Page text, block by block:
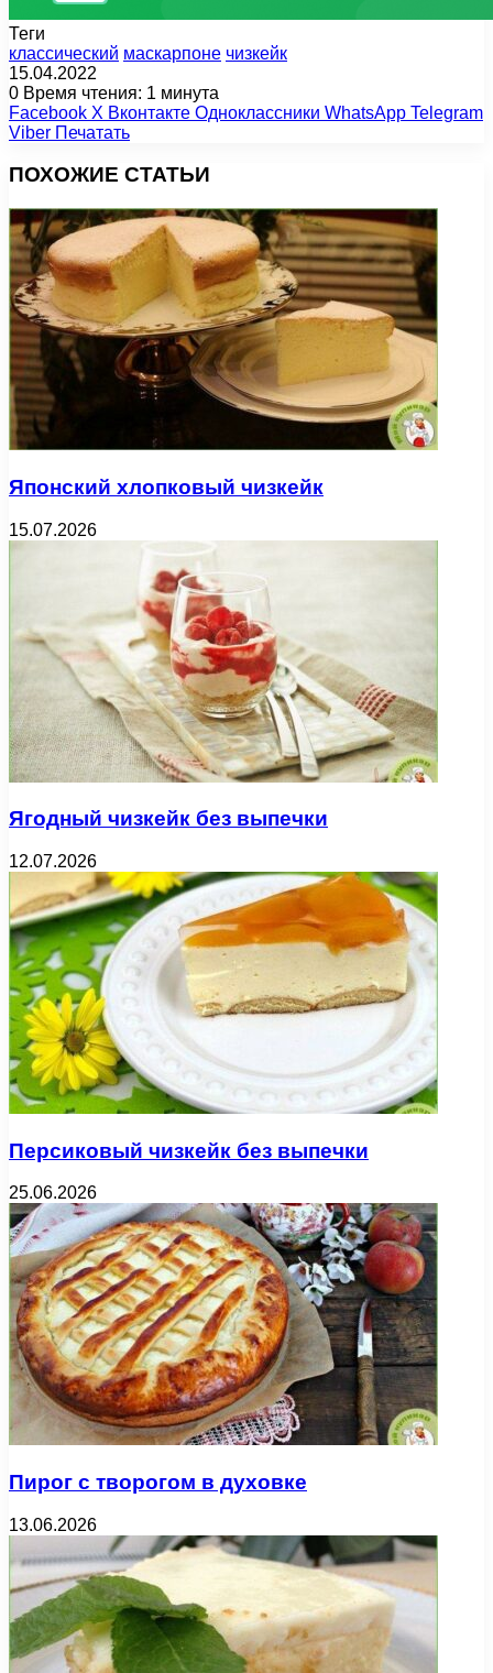
Теги
классический маскарпоне чизкейк
15.04.2022
0 Время чтения: 1 минута
Facebook X Вконтакте Одноклассники WhatsApp Telegram
Viber Печатать
ПОХОЖИЕ СТАТЬИ
Японский хлопковый чизкейк
15.07.2026
Ягодный чизкейк без выпечки
12.07.2026
Персиковый чизкейк без выпечки
25.06.2026
Пирог с творогом в духовке
13.06.2026